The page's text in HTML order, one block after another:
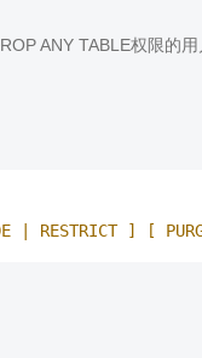
ANY TABLE权限的
| RESTRICT ] [